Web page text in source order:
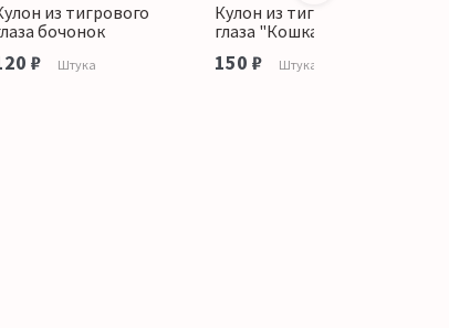
из тигрового
бочонок
₽ Штука
Кулон из тигрового
глаза "Кошка"
150 ₽ Штука